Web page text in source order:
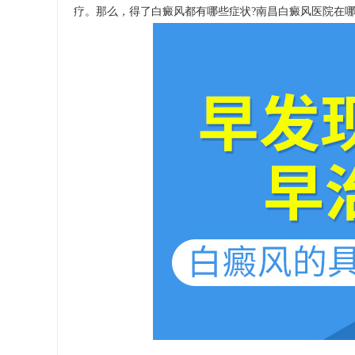
疗。那么，得了白癜风都有哪些症状?南昌白癜风医院在哪